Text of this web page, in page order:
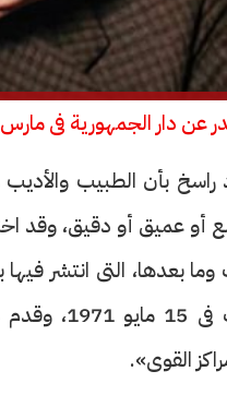
فى مارس 1957 فى سلسلة «كتب للجميع»
راسخ بأن الطبيب
عميق أو دقيق، وقد
وما بعدها، التى انتشر
التى
القوى».